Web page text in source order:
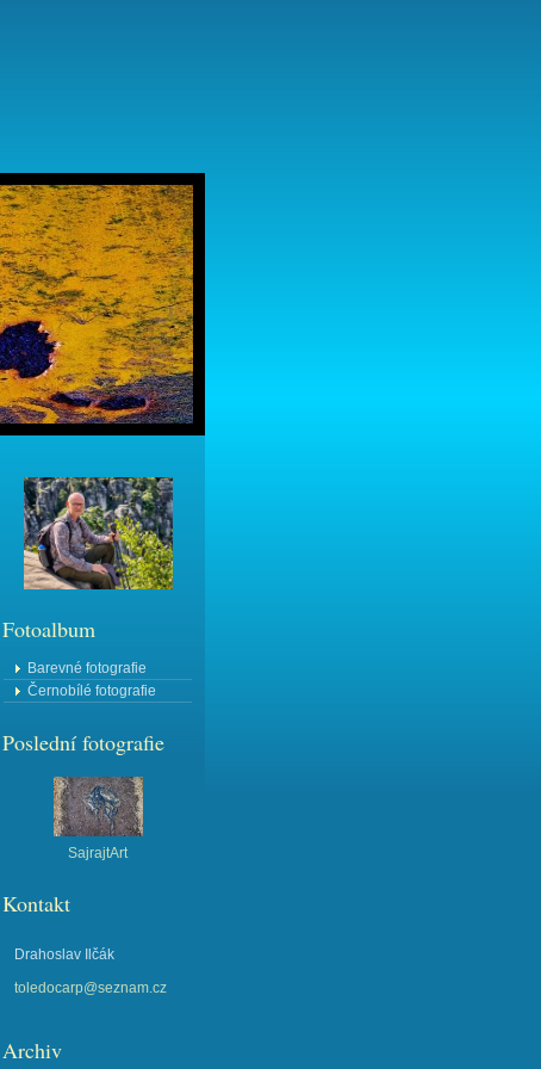
Fotoalbum
Barevné fotografie
Černobílé fotografie
Poslední fotografie
SajrajtArt
Kontakt
Drahoslav Ilčák
toledocarp@seznam.cz
Archiv